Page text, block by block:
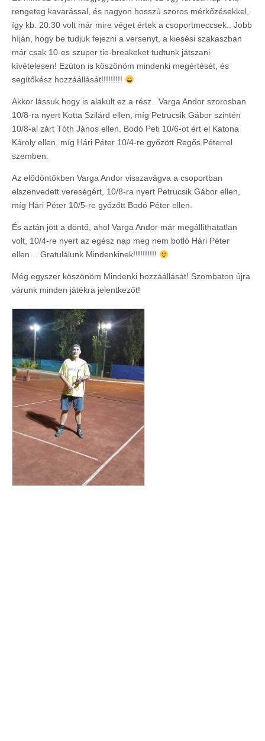
rengeteg kavarással, és nagyon hosszú szoros mérkőzésekkel,
így kb. 20.30 volt már mire véget értek a csoportmeccsek.. Jobb
híján, hogy be tudjuk fejezni a versenyt, a kiesési szakaszban
már csak 10-es szuper tie-breakeket tudtunk játszani
kívételesen! Ezúton is köszönöm mindenki megértését, és
segítőkész hozzáállását!!!!!!!!!
Akkor lássuk hogy is alakult ez a rész.. Varga Andor szorosban
10/8-ra nyert Kotta Szilárd ellen, míg Petrucsik Gábor szintén
10/8-al zárt Tóth János ellen. Bodó Peti 10/6-ot ért el Katona
Károly ellen, míg Hári Péter 10/4-re győzött Regős Péterrel
szemben.
Az elődöntőkben Varga Andor visszavágva a csoportban
elszenvedett vereségért, 10/8-ra nyert Petrucsik Gábor ellen,
míg Hári Péter 10/5-re győzőtt Bodó Péter ellen.
És aztán jött a döntő, ahol Varga Andor már megállíthatatlan
volt, 10/4-re nyert az egész nap meg nem botló Hári Péter
ellen… Gratulálunk Mindenkinek!!!!!!!!!!
Még egyszer köszönöm Mindenki hozzáállását! Szombaton újra
várunk minden játékra jelentkezőt!